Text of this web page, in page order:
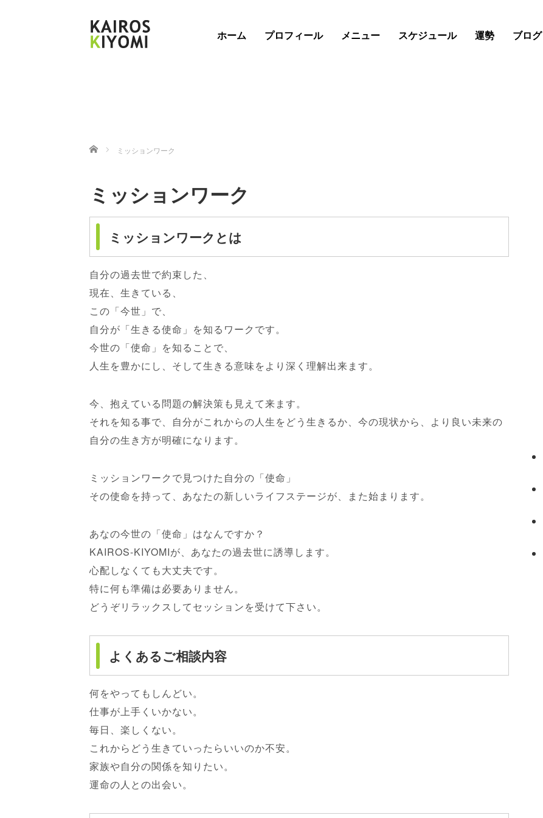
ホーム プロフィール メニュー スケジュール 運勢 ブログ
ホーム ミッションワーク
ミッションワーク
ミッションワークとは
自分の過去世で約束した、
現在、生きている、
この「今世」で、
自分が「生きる使命」を知るワークです。
今世の「使命」を知ることで、
人生を豊かにし、そして生きる意味をより深く理解出来ます。
今、抱えている問題の解決策も見えて来ます。
それを知る事で、自分がこれからの人生をどう生きるか、今の現状から、より良い未来の
自分の生き方が明確になります。
ミッションワークで見つけた自分の「使命」
その使命を持って、あなたの新しいライフステージが、また始まります。
あなの今世の「使命」はなんですか？
KAIROS-KIYOMIが、あなたの過去世に誘導します。
心配しなくても大丈夫です。
特に何も準備は必要ありません。
どうぞリラックスしてセッションを受けて下さい。
よくあるご相談内容
何をやってもしんどい。
仕事が上手くいかない。
毎日、楽しくない。
これからどう生きていったらいいのか不安。
家族や自分の関係を知りたい。
運命の人との出会い。